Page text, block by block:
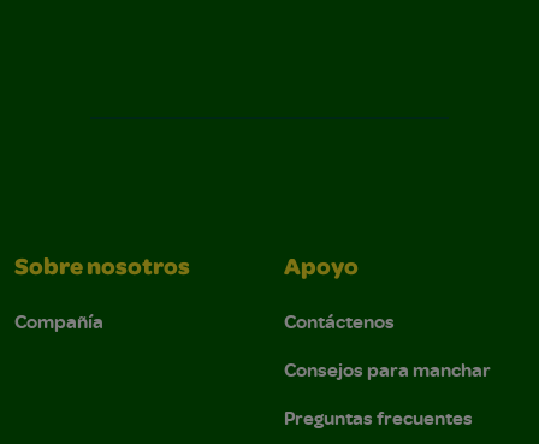
Sobre nosotros
Compañía
Apoyo
Contáctenos
Consejos para manchar
Preguntas frecuentes